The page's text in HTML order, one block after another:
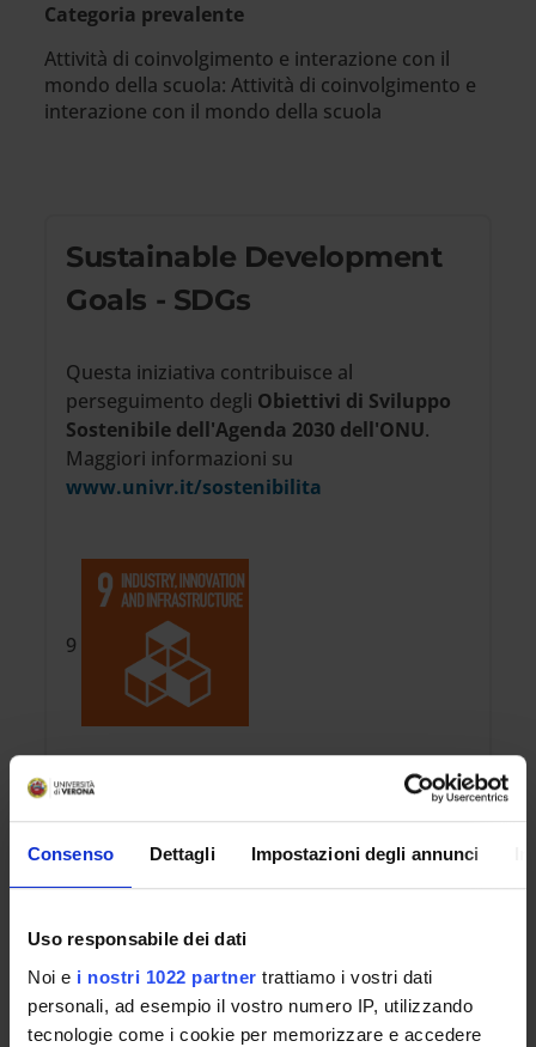
Consenso Dettagli Impostazioni degli annunci
Uso responsabile dei dati
Noi e i nostri 1022 partner trattiamo i vostri dati
personali, ad esempio il vostro numero IP, utilizzando
tecnologie come i cookie per memorizzare e accedere
Categoria prevalente
Attività di coinvolgimento e interazione con il
mondo della scuola: Attività di coinvolgimento e
interazione con il mondo della scuola
Sustainable Development
Goals - SDGs
Questa iniziativa contribuisce al
perseguimento degli Obiettivi di Sviluppo
Sostenibile dell'Agenda 2030 dell'ONU.
Maggiori informazioni su
www.univr.it/sostenibilita
9
REFERENTE
Giuseppina Chesini
DIPARTIMENTO